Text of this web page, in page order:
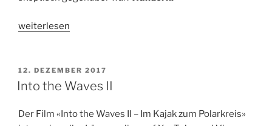
„Wandern
weiterlesen
VERÖFFENTLICHT
AM
12. DEZEMBER 2017
Into the Waves II
Der Film «Into the Waves II – Im Kajak zum Polarkreis»